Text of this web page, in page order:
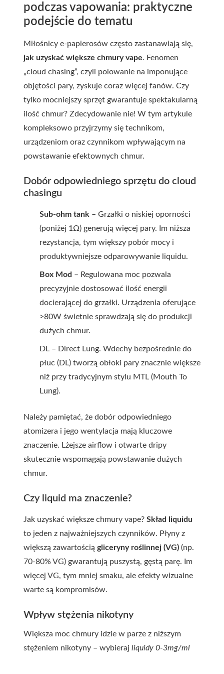
podczas vapowania: praktyczne
podejście do tematu
Miłośnicy e-papierosów często zastanawiają się,
jak uzyskać większe chmury vape. Fenomen
„cloud chasing”, czyli polowanie na imponujące
objętości pary, zyskuje coraz więcej fanów. Czy
tylko mocniejszy sprzęt gwarantuje spektakularną
ilość chmur? Zdecydowanie nie! W tym artykule
kompleksowo przyjrzymy się technikom,
urządzeniom oraz czynnikom wpływającym na
powstawanie efektownych chmur.
Dobór odpowiedniego sprzętu do cloud
chasingu
Sub-ohm tank – Grzałki o niskiej oporności
(poniżej 1Ω) generują więcej pary. Im niższa
rezystancja, tym większy pobór mocy i
produktywniejsze odparowywanie liquidu.
Box Mod – Regulowana moc pozwala
precyzyjnie dostosować ilość energii
docierającej do grzałki. Urządzenia oferujące
>80W świetnie sprawdzają się do produkcji
dużych chmur.
DL – Direct Lung. Wdechy bezpośrednie do
płuc (DL) tworzą obłoki pary znacznie większe
niż przy tradycyjnym stylu MTL (Mouth To
Lung).
Należy pamiętać, że dobór odpowiedniego
atomizera i jego wentylacja mają kluczowe
znaczenie. Lżejsze airflow i otwarte dripy
skutecznie wspomagają powstawanie dużych
chmur.
Czy liquid ma znaczenie?
Jak uzyskać większe chmury vape? Skład liquidu
to jeden z najważniejszych czynników. Płyny z
większą zawartością gliceryny roślinnej (VG) (np.
70-80% VG) gwarantują puszystą, gęstą parę. Im
więcej VG, tym mniej smaku, ale efekty wizualne
warte są kompromisów.
Wpływ stężenia nikotyny
Większa moc chmury idzie w parze z niższym
stężeniem nikotyny – wybieraj liquidy 0-3mg/ml